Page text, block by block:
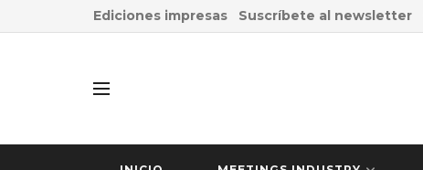
Ediciones impresas Suscríbete al newsletter